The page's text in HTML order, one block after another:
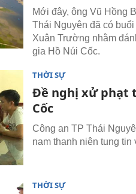
Mới đây, ông Vũ Hồng
Thái Nguyên đã có
Xuân Trường nhằm
gia Hồ Núi Cốc.
THỜI SỰ
Đề nghị xử phạt
Cốc
Công an TP Thái
nam thanh niên tung
THỜI SỰ